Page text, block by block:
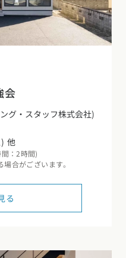
会
グ・スタッフ株式会社)
他
：2時間)
合がございます。
る